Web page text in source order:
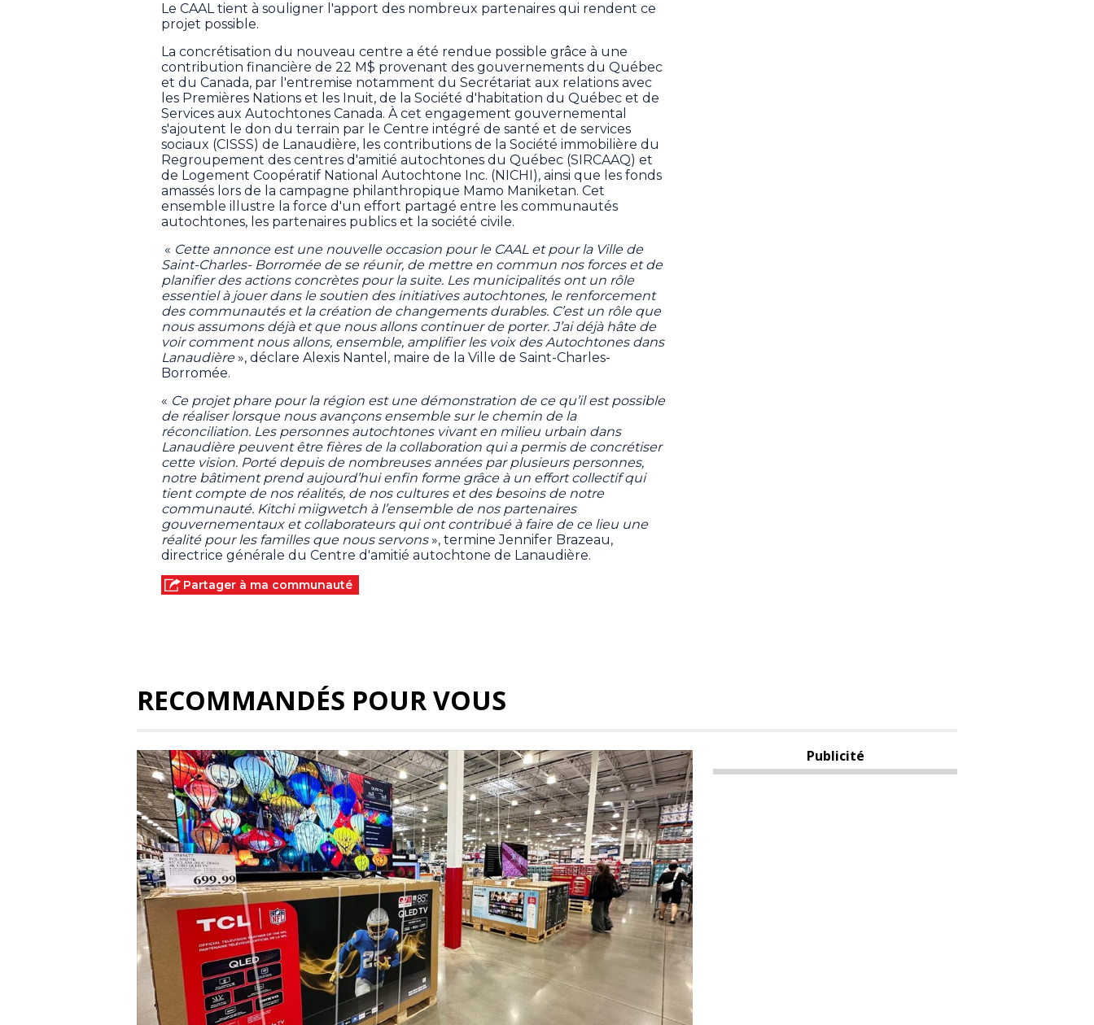
Le CAAL tient à souligner l'apport des nombreux partenaires qui rendent ce
projet possible.
La concrétisation du nouveau centre a été rendue possible grâce à une
contribution financière de 22 M$ provenant des gouvernements du Québec
et du Canada, par l'entremise notamment du Secrétariat aux relations avec
les Premières Nations et les Inuit, de la Société d'habitation du Québec et de
Services aux Autochtones Canada. À cet engagement gouvernemental
s'ajoutent le don du terrain par le Centre intégré de santé et de services
sociaux (CISSS) de Lanaudière, les contributions de la Société immobilière du
Regroupement des centres d'amitié autochtones du Québec (SIRCAAQ) et
de Logement Coopératif National Autochtone Inc. (NICHI), ainsi que les fonds
amassés lors de la campagne philanthropique Mamo Maniketan. Cet
ensemble illustre la force d'un effort partagé entre les communautés
autochtones, les partenaires publics et la société civile.
« Cette annonce est une nouvelle occasion pour le CAAL et pour la Ville de
Saint-Charles- Borromée de se réunir, de mettre en commun nos forces et de
planifier des actions concrètes pour la suite. Les municipalités ont un rôle
essentiel à jouer dans le soutien des initiatives autochtones, le renforcement
des communautés et la création de changements durables. C’est un rôle que
nous assumons déjà et que nous allons continuer de porter. J’ai déjà hâte de
voir comment nous allons, ensemble, amplifier les voix des Autochtones dans
Lanaudière», déclare Alexis Nantel, maire de la Ville de Saint-Charles-
Borromée.
« Ce projet phare pour la région est une démonstration de ce qu’il est possible
de réaliser lorsque nous avançons ensemble sur le chemin de la
réconciliation. Les personnes autochtones vivant en milieu urbain dans
Lanaudière peuvent être fières de la collaboration qui a permis de concrétiser
cette vision. Porté depuis de nombreuses années par plusieurs personnes,
notre bâtiment prend aujourd’hui enfin forme grâce à un effort collectif qui
tient compte de nos réalités, de nos cultures et des besoins de notre
communauté. Kitchi miigwetch à l’ensemble de nos partenaires
gouvernementaux et collaborateurs qui ont contribué à faire de ce lieu une
réalité pour les familles que nous servons», termine Jennifer Brazeau,
directrice générale du Centre d'amitié autochtone de Lanaudière.
Partager à ma communauté
RECOMMANDÉS POUR VOUS
Publicité